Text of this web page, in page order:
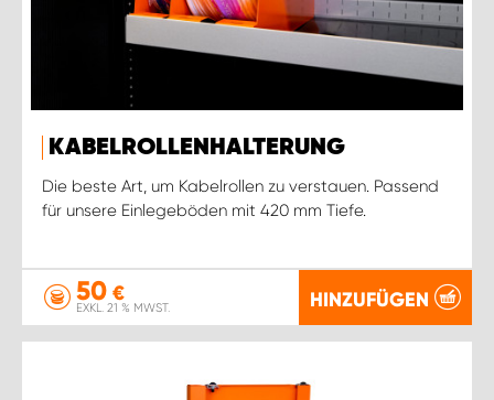
KABELROLLENHALTERUNG
Die beste Art, um Kabelrollen zu verstauen. Passend
für unsere Einlegeböden mit 420 mm Tiefe.
50 €
EXKL. 21 % MWST. HINZUFÜGEN